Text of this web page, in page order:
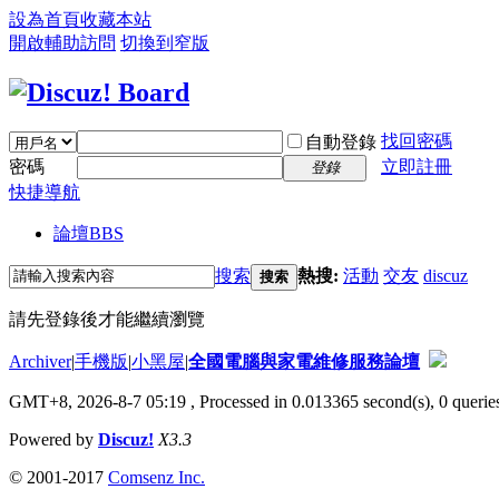
設為首頁收藏本站
開啟輔助訪問 切換到窄版
自動登錄 找回密碼
密碼
登錄
立即註冊
快捷導航
論壇BBS
搜索 搜索 熱搜: 活動 交友 discuz
請先登錄後才能繼續瀏覽
Archiver|手機版|小黑屋|全國電腦與家電維修服務論壇
GMT+8, 2026-8-7 05:19 , Processed in 0.013365 second(s), 0
Powered by Discuz! X3.3
© 2001-2017 Comsenz Inc.